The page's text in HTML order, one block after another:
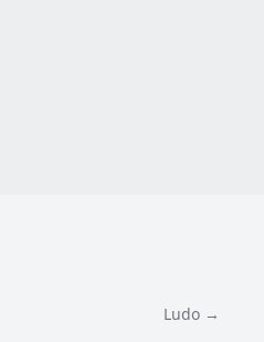
Ludo →